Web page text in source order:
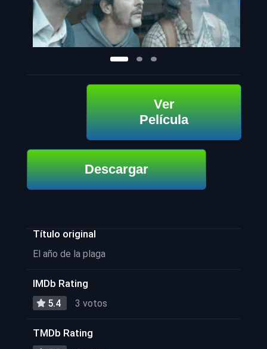
Ver
Película
Descargar
Título original
El año de la plaga
IMDb Rating
5.4 3 votos
TMDb Rating